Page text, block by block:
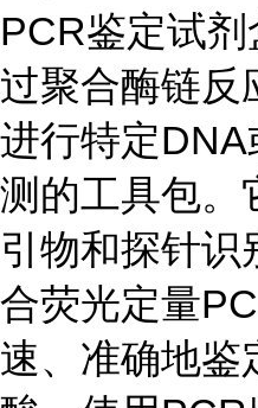
PCR鉴定试
过聚合酶链反
进行特定
测的工具包。
引物和探针识
合荧光定量
速、准确地鉴